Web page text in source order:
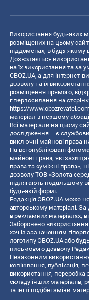
Використання будь-яких
розміщених на цьому
піддоменах, в будь-якому
Дозволяється
на їх використання та за
OBOZ.UA, а для інтернет-
дозволу на їх
розміщення прямого,
гіперпосилання на
https://www.obozrevatel.com
матеріал в першому
Всі матеріали на цьому
дослідження – є
виключні майнові права
На всі опубліковані
майнові права, які
права та суміжні права»,
дозволу ТОВ «Золота
підлягають подальшому
будь-якій формі.
Редакція OBOZ.UA може
авторському матеріалі. За
в рекламних матеріалах,
Заборонено використання
хоч із зазначенням
логотипу OBOZ.UA або
письмового дозволу
Незаконним
копiювання, публiкацiя,
використання,
складу інших матеріалів,
та інші подібні зміни